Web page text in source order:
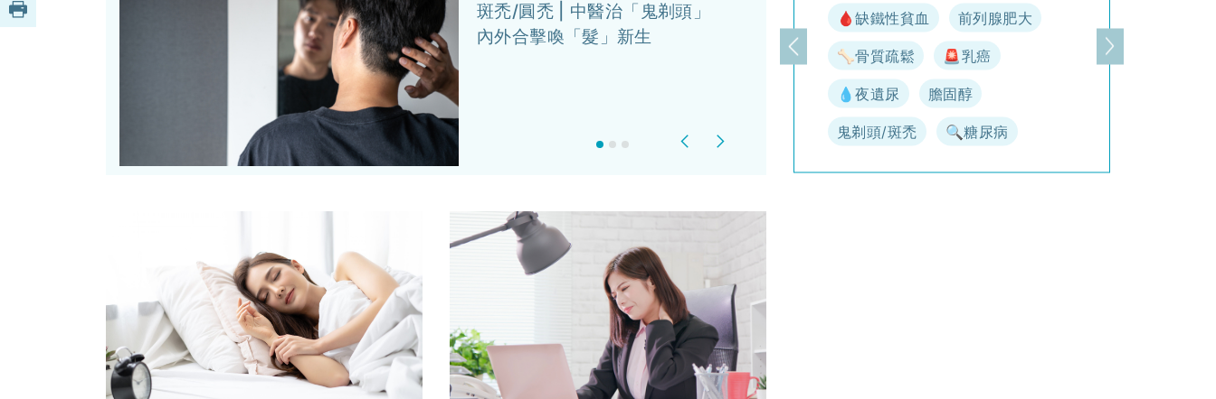
斑禿/圓禿 | 中醫治「鬼剃頭」
內外合擊喚「髮」新生
Previous
上一頁
🩸缺鐵性貧血 前列腺肥大
🦴骨質疏鬆 🚨乳癌
💧夜遺尿 膽固醇
鬼剃頭/斑禿 🔍糖尿病
下一頁